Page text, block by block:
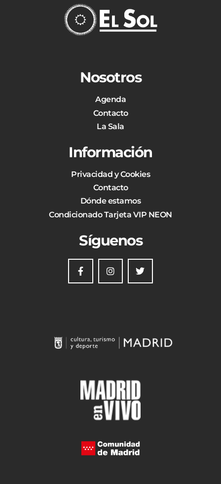
Nosotros
Agenda
Contacto
La Sala
Información
Privacidad y Cookies
Contacto
Dónde estamos
Condicionado Tarjeta VIP NEON
Síguenos